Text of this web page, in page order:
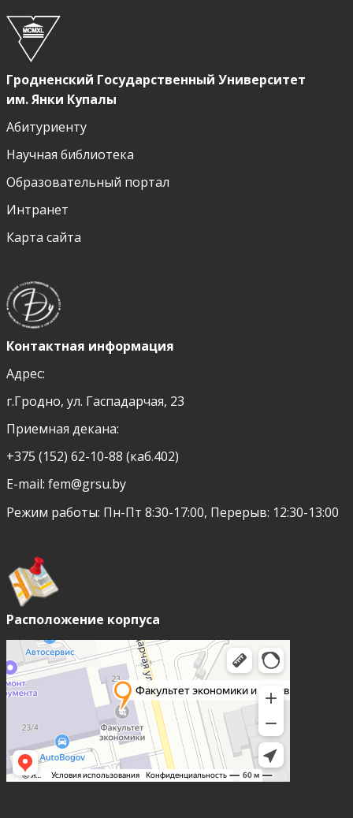
Гродненский Государственный Университет
им. Янки Купалы
Абитуриенту
Научная библиотека
Образовательный портал
Интранет
Карта сайта
Контактная информация
Адрес:
г.Гродно, ул. Гаспадарчая, 23
Приемная декана:
+375 (152) 62-10-88 (каб.402)
E-mail: fem@grsu.by
Режим работы: Пн-Пт 8:30-17:00, Перерыв: 12:30-13:00
Расположение корпуса